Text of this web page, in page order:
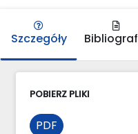
Szczegóły
POBIERZ PLIKI
PDF